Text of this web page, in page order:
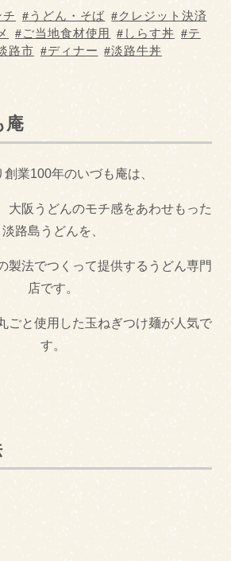
チ うどん・そば
クレジット決済
ご当地食材使用 しらす丼
テ
路市 ディナー 淡路牛丼
庵
創業100年のいづも庵は、
大阪うどんのモチ感をあわせもった
淡路島うどんを、
製法でつくって提供するうどん専門
店です。
ごと使用した玉ねぎつけ麺が人気で
す。
和菓子
ーツ
ーキ
る 淡路島バーガー
あり テイクアウトなし